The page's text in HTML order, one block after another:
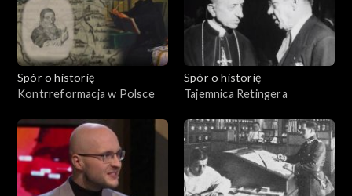
Spór o historię
Kontrreformacja w Polsce
Spór o historię
Tajemnica Retingera